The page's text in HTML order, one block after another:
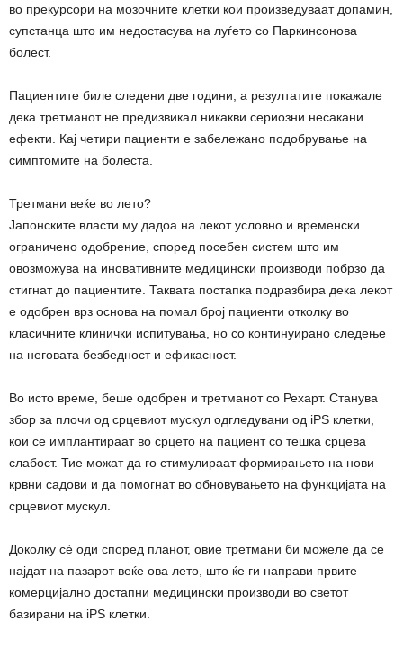
во прекурсори на мозочните клетки кои произведуваат допамин,
супстанца што им недостасува на луѓето со Паркинсонова
болест.
Пациентите биле следени две години, а резултатите покажале
дека третманот не предизвикал никакви сериозни несакани
ефекти. Кај четири пациенти е забележано подобрување на
симптомите на болеста.
Третмани веќе во лето?
Јапонските власти му дадоа на лекот условно и временски
ограничено одобрение, според посебен систем што им
овозможува на иновативните медицински производи побрзо да
стигнат до пациентите. Таквата постапка подразбира дека лекот
е одобрен врз основа на помал број пациенти отколку во
класичните клинички испитувања, но со континуирано следење
на неговата безбедност и ефикасност.
Во исто време, беше одобрен и третманот со Рехарт. Станува
збор за плочи од срцевиот мускул одгледувани од iPS клетки,
кои се имплантираат во срцето на пациент со тешка срцева
слабост. Тие можат да го стимулираат формирањето на нови
крвни садови и да помогнат во обновувањето на функцијата на
срцевиот мускул.
Доколку сè оди според планот, овие третмани би можеле да се
најдат на пазарот веќе ова лето, што ќе ги направи првите
комерцијално достапни медицински производи во светот
базирани на iPS клетки.